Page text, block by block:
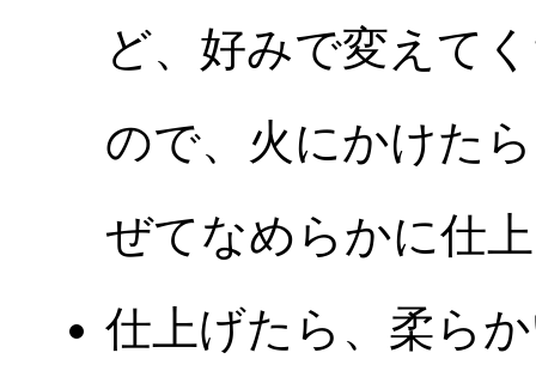
ど、好みで変えて
ので、火にかけた
ぜてなめらかに仕
仕上げたら、柔ら